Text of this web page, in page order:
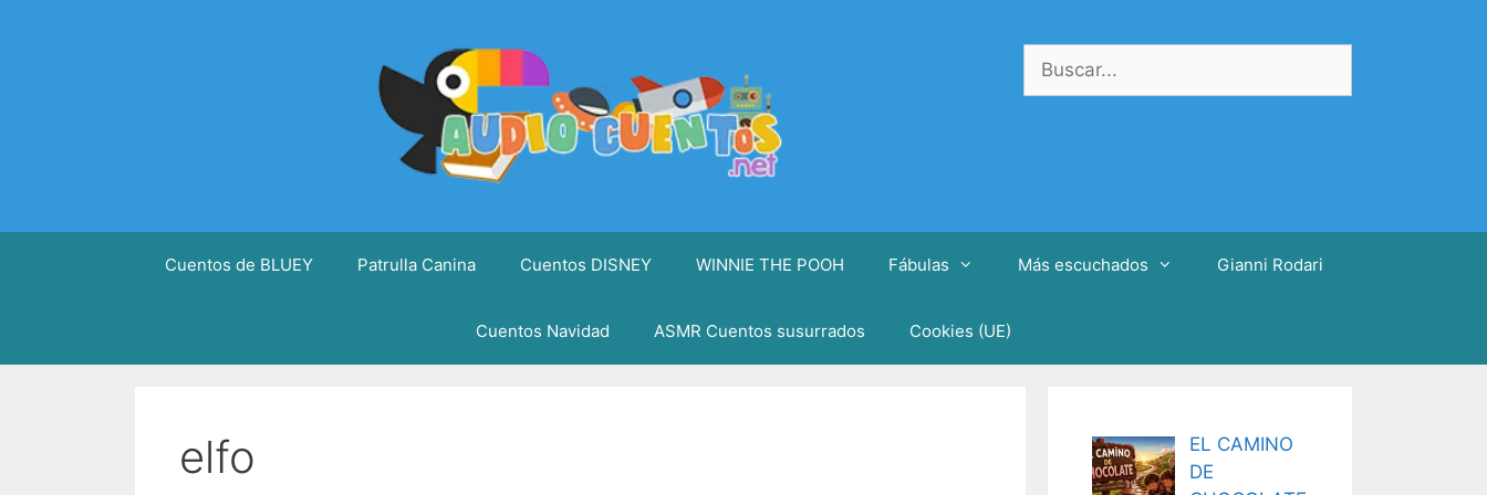
Buscar:
Cuentos de BLUEY Patrulla Canina Cuentos DISNEY WINNIE THE POOH Fábulas Más escuchados Gianni Rodari
Cuentos Navidad ASMR Cuentos susurrados Cookies (UE)
elfo
EL CAMINO
DE